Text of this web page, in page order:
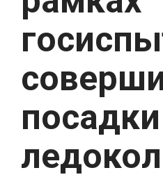
ледокол